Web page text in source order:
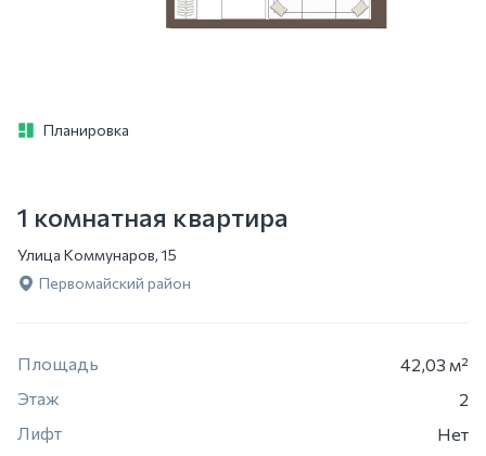
Планировка
1 комнатная квартира
Улица Коммунаров, 15
Первомайский район
Площадь
42,03 м²
Этаж
2
Лифт
Нет